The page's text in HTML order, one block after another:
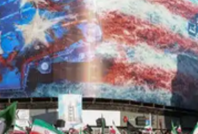
人死亡
話
投入服務
漲
事處籲船長謹慎駕駛